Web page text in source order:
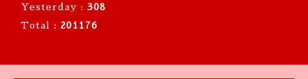
Yesterday : 308
Total : 201176